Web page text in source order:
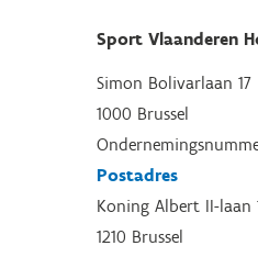
Sport Vlaanderen
Simon Bolivarlaan 17
1000 Brussel
Postadres
Koning Albert II-laan
1210 Brussel